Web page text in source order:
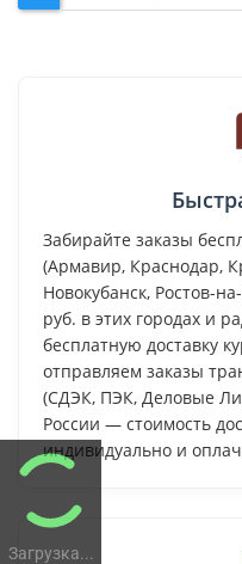
Загрузка...
Забирайте заказы
(Армавир, Краснодар,
Новокубанск, Ростов-
руб. в этих городах и
бесплатную доставку
отправляем заказы
(СДЭК, ПЭК, Деловые
России — стоимость
индивидуально и